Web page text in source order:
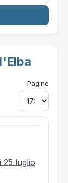
Pagine
25 luglio